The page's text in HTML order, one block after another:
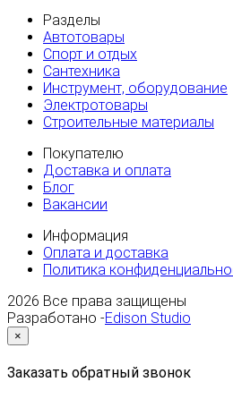
Разделы
Автотовары
Спорт и отдых
Сантехника
Инструмент, оборудование
Электротовары
Строительные материалы
Покупателю
Доставка и оплата
Блог
Вакансии
Информация
Оплата и доставка
Политика
2026 Все права защищены
Разработано -Edison Studio
×
Заказать обратный звонок